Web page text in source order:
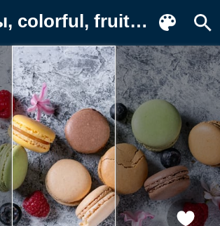
fruit, strawberry Картинка